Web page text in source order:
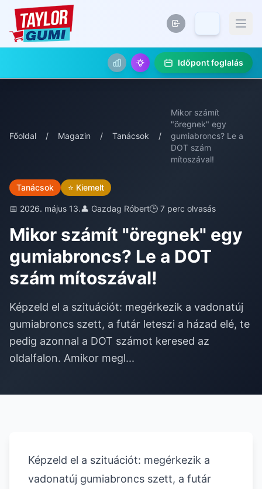
Időpont foglalás
Főoldal / Magazin / Tanácsok /
Mikor számít
"öregnek" egy
gumiabroncs? Le a
DOT szám
mítoszával!
Tanácsok ⭐ Kiemelt
📅 2026. május 13.👤 Gazdag Róbert🕒 7 perc olvasás
Mikor számít "öregnek" egy
gumiabroncs? Le a DOT
szám mítoszával!
Képzeld el a szituációt: megérkezik a vadonatúj
gumiabroncs szett, a futár leteszi a házad elé, te
pedig azonnal a DOT számot keresed az
oldalfalon. Amikor megl...
Képzeld el a szituációt: megérkezik a
vadonatúj gumiabroncs szett, a futár